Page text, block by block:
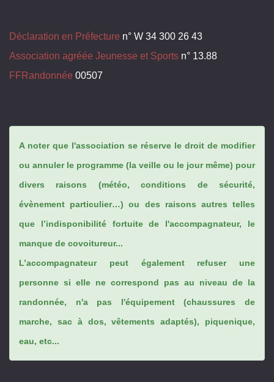
Déclaration en Préfecture n° W 34 300 26 43
Association agréée Jeunesse et Sports n° 13.88
FFRandonnée 00507
A noter que l'association se réserve le droit de modifier
ou annuler le programme (la veille ou le jour même) pour
divers raisons (météo, conditions de sécurité,
évènement particulier…) ou des raisons autres telles
que l’indisponibilité fortuite de l'accompagnateur, le
manque de covoitureur...
L’accompagnateur peut également refuser une
personne si elle ne correspond pas au niveau de la
randonnée, n'a pas l'équipement (chaussures de
marche, sac à dos, vêtements adaptés), piquenique,
eau, etc...